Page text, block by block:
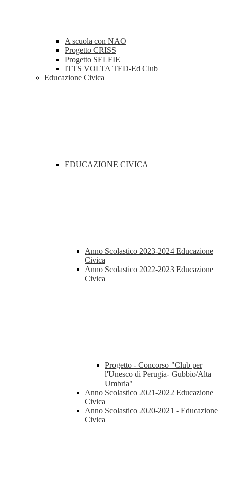
A scuola con NAO
Progetto CRISS
Progetto SELFIE
ITTS VOLTA TED-Ed Club
Educazione Civica
EDUCAZIONE CIVICA
Anno Scolastico 2023-2024 Educazione
Civica
Anno Scolastico 2022-2023 Educazione
Civica
Progetto - Concorso "Club per
l'Unesco di Perugia- Gubbio/Alta
Umbria"
Anno Scolastico 2021-2022 Educazione
Civica
Anno Scolastico 2020-2021 - Educazione
Civica